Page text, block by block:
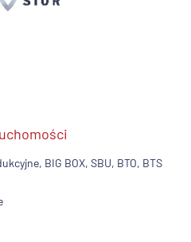
BIG BOX, SBU, BTO, BTS